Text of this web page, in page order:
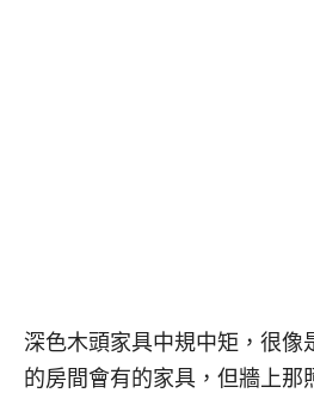
深色木頭家具中規中矩，很像
的房間會有的家具，但牆上